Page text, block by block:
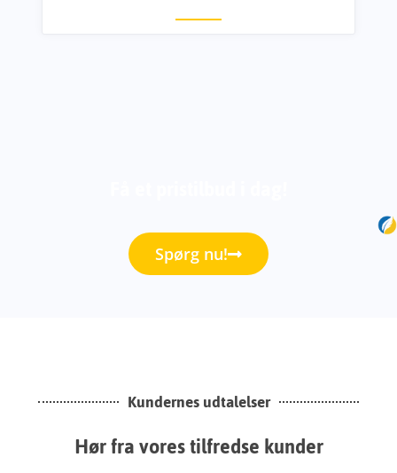
Spørg nu!
Kundernes udtalelser
Hør fra vores tilfredse kunder